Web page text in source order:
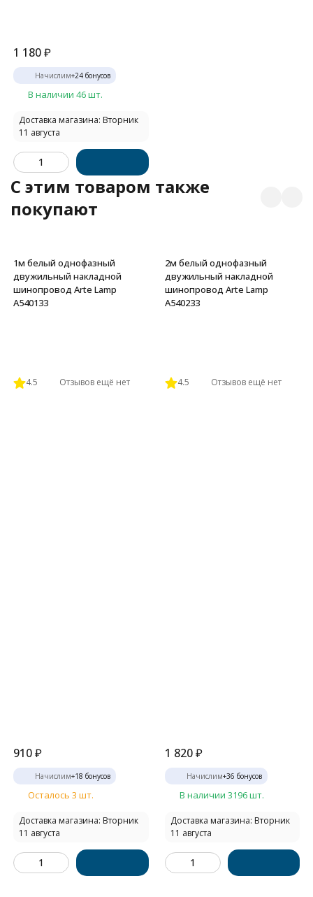
1 180₽
Начислим+24 бонусов
В наличии 46 шт.
Доставка магазина: Вторник
11 августа
C этим товаром также
покупают
1м белый однофазный
двужильный накладной
шинопровод Arte Lamp
A540133
4.5 Отзывов ещё нет
910₽
Начислим+18 бонусов
Осталось 3 шт.
Доставка магазина: Вторник
11 августа
2м белый однофазный
двужильный накладной
шинопровод Arte Lamp
A540233
4.5 Отзывов ещё нет
1 820 ₽
Начислим+36 бонусов
В наличии 3196 шт.
Доставка магазина: Вторник
11 августа